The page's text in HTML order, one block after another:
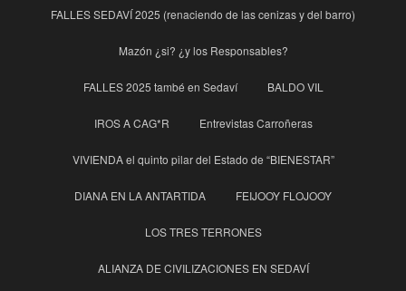
FALLES SEDAVÍ 2025 (renaciendo de las cenizas y del barro)
Mazón ¿si? ¿y los Responsables?
FALLES 2025 també en Sedaví BALDO VIL
IROS A CAG*R Entrevistas Carroñeras
VIVIENDA el quinto pilar del Estado de “BIENESTAR”
DIANA EN LA ANTARTIDA FEIJOOY FLOJOOY
LOS TRES TERRONES
ALIANZA DE CIVILIZACIONES EN SEDAVÍ